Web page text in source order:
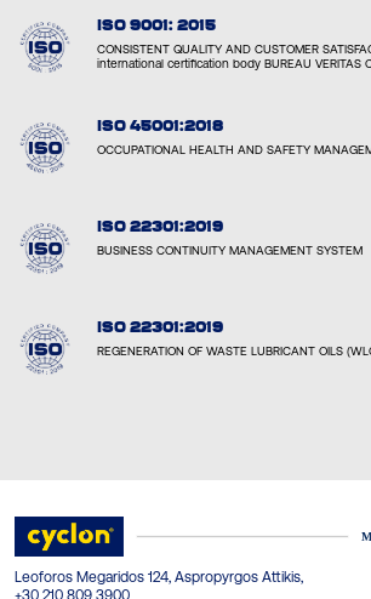
ISO 9001: 2015
CONSISTENT QUALITY AND CUSTOMER
international certification body BUREAU VERITAS
ISO 45001:2018
OCCUPATIONAL HEALTH AND SAFETY
ISO 22301:2019
BUSINESS CONTINUITY MANAGEMENT SYSTEM
ISO 22301:2019
REGENERATION OF WASTE LUBRICANT OILS
Leoforos Megaridos 124, Aspropyrgos Attikis,